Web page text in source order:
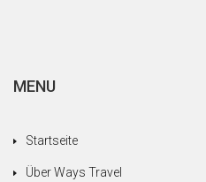
MENU
Startseite
Über Ways Travel